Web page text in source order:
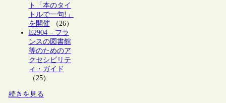
ト「本のタイ
トルで一句!」
を開催（26）
E2904 – フラ
ンスの図書館
等のためのア
クセシビリテ
ィ・ガイド
（25）
続きを見る